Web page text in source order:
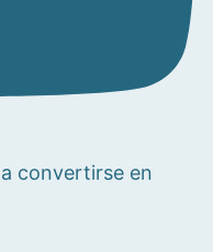
convertirse en